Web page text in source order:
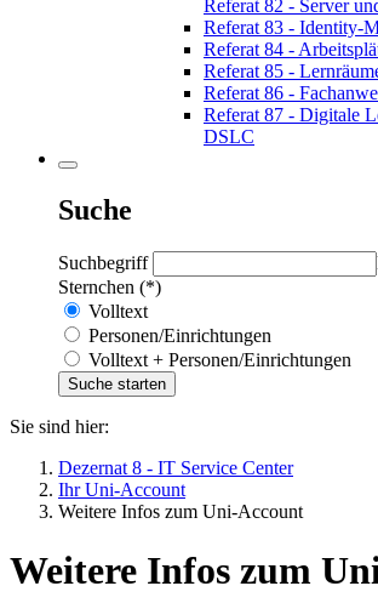
Referat 82 - Server
Referat 83 - Identity-
Referat 84 -
Referat 85 -
Referat 86 -
Referat 87 - Digitale
DSLC
Suche
Suchbegriff
Sternchen (*)
Volltext
Personen/Einrichtungen
Volltext + Personen/Einrichtungen
Sie sind hier:
Dezernat 8 - IT Service Center
Ihr Uni-Account
Weitere Infos zum Uni-Account
Weitere Infos zum